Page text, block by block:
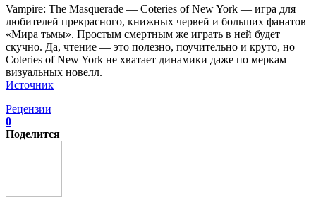
Vampire: The Masquerade — Coteries of New York — игра для
любителей прекрасного, книжных червей и больших фанатов
«Мира тьмы». Простым смертным же играть в ней будет
скучно. Да, чтение — это полезно, поучительно и круто, но
Coteries of New York не хватает динамики даже по меркам
визуальных новелл.
Источник
Рецензии
0
Поделится